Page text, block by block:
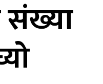
संख्या